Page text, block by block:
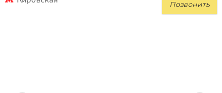
Позвонить